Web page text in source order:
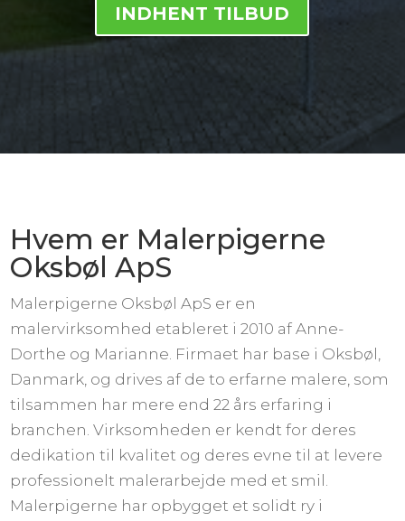
INDHENT TILBUD
Hvem er Malerpigerne
Oksbøl ApS
Malerpigerne Oksbøl ApS er en
malervirksomhed etableret i 2010 af Anne-
Dorthe og Marianne. Firmaet har base i Oksbøl,
Danmark, og drives af de to erfarne malere, som
tilsammen har mere end 22 års erfaring i
branchen. Virksomheden er kendt for deres
dedikation til kvalitet og deres evne til at levere
professionelt malerarbejde med et smil.
Malerpigerne har opbygget et solidt ry i